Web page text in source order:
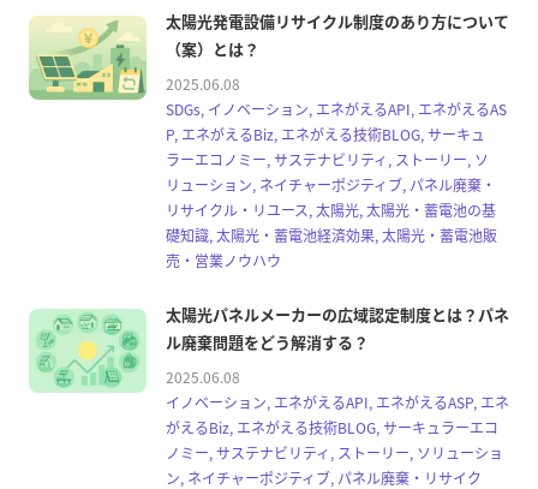
太陽光発電設備リサイクル制度のあり方について
（案）とは？
2025.06.08
SDGs, イノベーション, エネがえるAPI, エネがえるAS
P, エネがえるBiz, エネがえる技術BLOG, サーキュ
ラーエコノミー, サステナビリティ, ストーリー, ソ
リューション, ネイチャーポジティブ, パネル廃棄・
リサイクル・リユース, 太陽光, 太陽光・蓄電池の基
礎知識, 太陽光・蓄電池経済効果, 太陽光・蓄電池販
売・営業ノウハウ
太陽光パネルメーカーの広域認定制度とは？パネ
ル廃棄問題をどう解消する？
2025.06.08
イノベーション, エネがえるAPI, エネがえるASP, エネ
がえるBiz, エネがえる技術BLOG, サーキュラーエコ
ノミー, サステナビリティ, ストーリー, ソリューショ
ン, ネイチャーポジティブ, パネル廃棄・リサイク